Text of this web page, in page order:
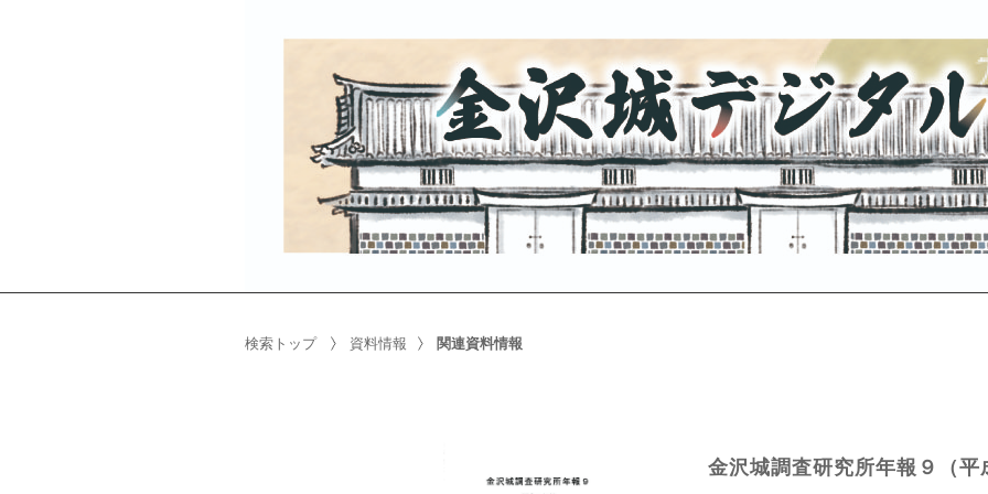
検索トップ 資料情報 関連資料情報
金沢城調査研究所年報９（平